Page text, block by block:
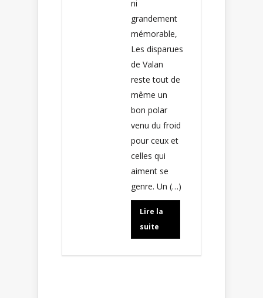
ni
grandement
mémorable,
Les disparues
de Valan
reste tout de
même un
bon polar
venu du froid
pour ceux et
celles qui
aiment se
genre. Un (…)
Lire la
suite